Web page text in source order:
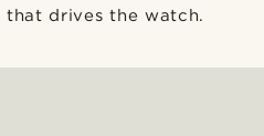
that drives the watch.